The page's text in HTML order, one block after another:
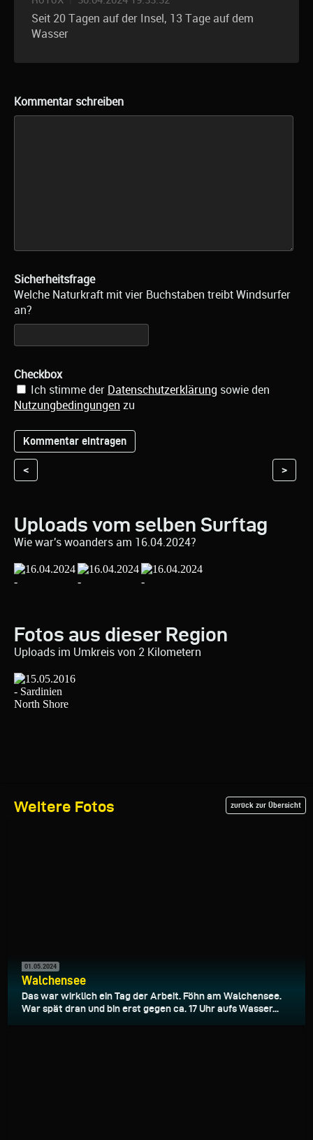
Seit 20 Tagen auf der Insel, 13 Tage auf dem
Wasser
Kommentar schreiben
Sicherheitsfrage
Welche Naturkraft mit vier Buchstaben treibt Windsurfer
an?
Checkbox
Ich stimme der Datenschutzerklärung sowie den
Nutzungbedingungen zu
< >
Uploads vom selben Surftag
Wie war's woanders am 16.04.2024?
Fotos aus dieser Region
Uploads im Umkreis von 2 Kilometern
Weitere Fotos zurück zur Übersicht
01.05.2024
Walchensee
Das war wirklich ein Tag der Arbeit. Föhn am Walchensee.
War spät dran und bin erst gegen ca. 17 Uhr aufs Wasser...